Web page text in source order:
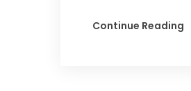
Continue Reading